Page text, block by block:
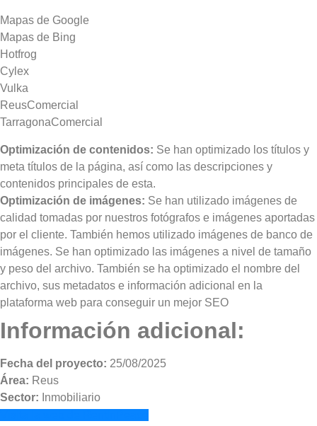
Mapas de Google
Mapas de Bing
Hotfrog
Cylex
Vulka
ReusComercial
TarragonaComercial
Optimización de contenidos: Se han optimizado los títulos y
meta títulos de la página, así como las descripciones y
contenidos principales de esta.
Optimización de imágenes: Se han utilizado imágenes de
calidad tomadas por nuestros fotógrafos e imágenes aportadas
por el cliente. También hemos utilizado imágenes de banco de
imágenes. Se han optimizado las imágenes a nivel de tamaño
y peso del archivo. También se ha optimizado el nombre del
archivo, sus metadatos e información adicional en la
plataforma web para conseguir un mejor SEO
Información adicional:
Fecha del proyecto: 25/08/2025
Área: Reus
Sector: Inmobiliario